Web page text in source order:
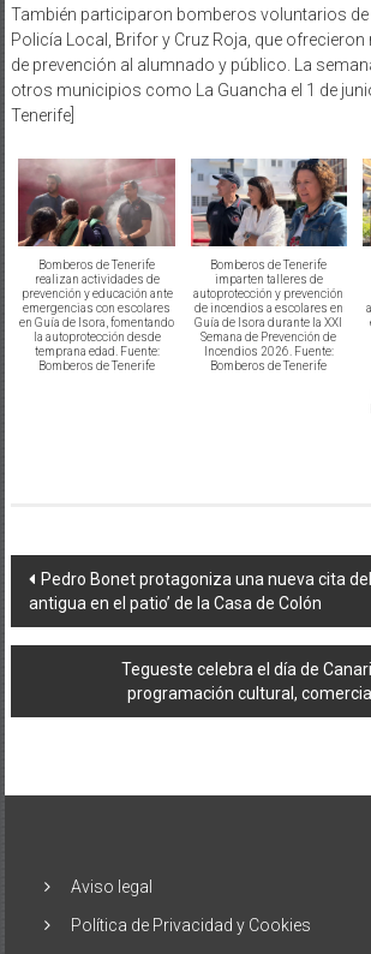
También participaron bomberos voluntarios de
Policía Local, Brifor y Cruz Roja, que
de prevención al alumnado y público. La
otros municipios como La Guancha el 1 de
Tenerife]
Bomberos de Tenerife
realizan actividades de
prevención y educación ante
emergencias con escolares
en Guía de Isora, fomentando
la autoprotección desde
temprana edad. Fuente:
Bomberos de Tenerife
Bomberos de Tenerife
imparten talleres de
autoprotección y prevención
de incendios a escolares en
Guía de Isora durante la XXI
Semana de Prevención de
Incendios 2026. Fuente:
Bomberos de Tenerife
Navegación
de
entradas
Pedro Bonet protagoniza una nueva cita del
antigua en el patio’ de la Casa de Colón
Tegueste celebra el día de
programación cultural,
Aviso legal
Política de Privacidad y Cookies